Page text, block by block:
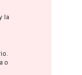
la
o